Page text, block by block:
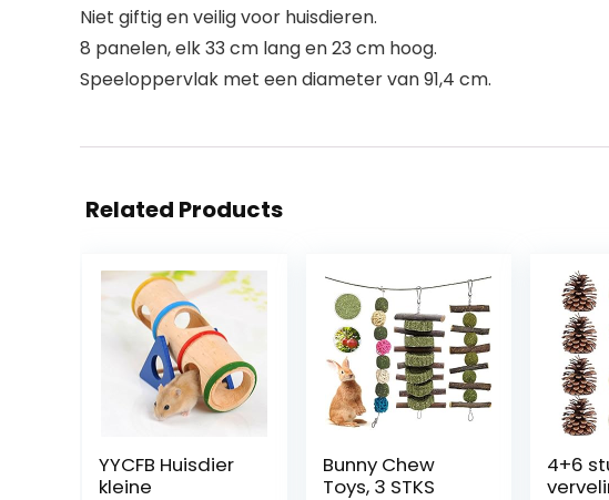
Niet giftig en veilig voor huisdieren.
8 panelen, elk 33 cm lang en 23 cm hoog.
Speeloppervlak met een diameter van 91,4 cm.
Related Products
YYCFB Huisdier
kleine
Bunny Chew
Toys, 3 STKS
4+6